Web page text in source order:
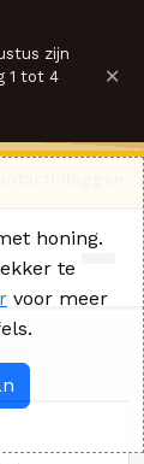
zijn
1 tot 4
×
honing.
te
voor meer